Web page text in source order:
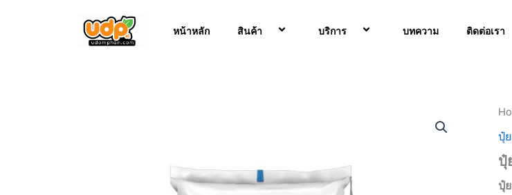
หน้าหลัก สินค้า บริการ บทความ ติดต่อเรา
ปุ๋
ปุ๋
ปุ๋